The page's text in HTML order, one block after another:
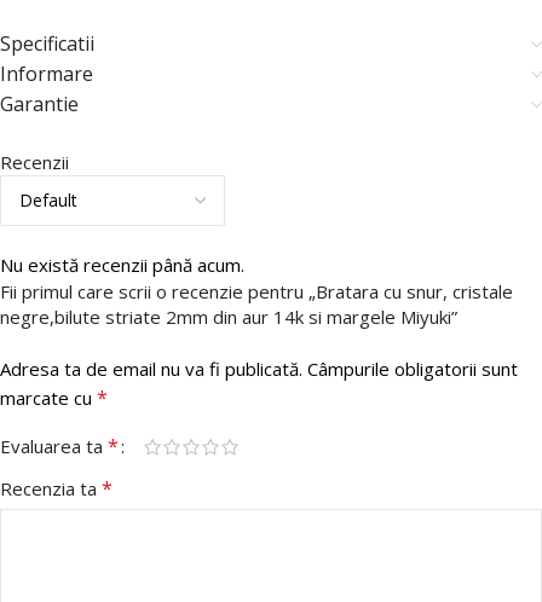
Specificatii
Informare
Garantie
Recenzii
Nu există recenzii până acum.
Fii primul care scrii o recenzie pentru „Bratara cu snur, cristale
negre,bilute striate 2mm din aur 14k si margele Miyuki”
Adresa ta de email nu va fi publicată. Câmpurile obligatorii sunt
marcate cu *
Evaluarea ta *
Recenzia ta *